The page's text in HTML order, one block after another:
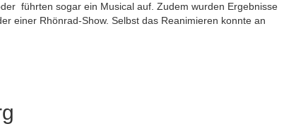
führten sogar ein Musical auf. Zudem wurden Ergebnisse
einer Rhönrad-Show. Selbst das Reanimieren konnte an